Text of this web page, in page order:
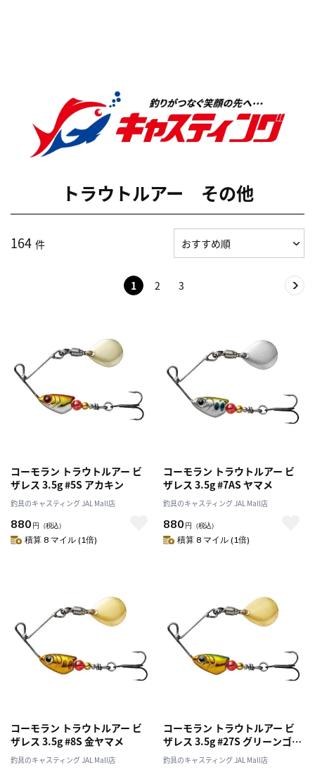
トラウトルアー その他
164 件
1 2 3
コーモラン トラウトルアー ビ
ザレス 3.5g #5S アカキン
釣具のキャスティング JAL Mall店
880 円 （税込）
積算 8 マイル (1倍)
コーモラン トラウトルアー ビ
ザレス 3.5g #7AS ヤマメ
釣具のキャスティング JAL Mall店
880 円 （税込）
積算 8 マイル (1倍)
コーモラン トラウトルアー ビ
ザレス 3.5g #8S 金ヤマメ
釣具のキャスティング JAL Mall店
コーモラン トラウトルアー ビ
ザレス 3.5g #27S グリーンゴー
ルド
釣具のキャスティング JAL Mall店